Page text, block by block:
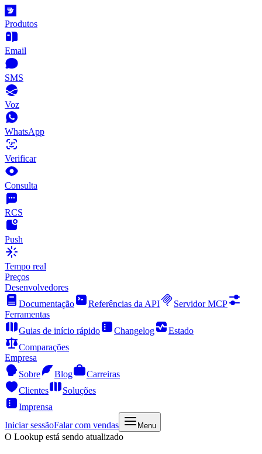
Produtos
Email
SMS
Voz
WhatsApp
Verificar
Consulta
RCS
Push
Tempo real
Preços
Desenvolvedores
Documentação
Referências da API
Servidor MCP
Ferramentas
Guias de início rápido
Changelog
Estado
Comparações
Empresa
Sobre
Blog
Carreiras
Clientes
Soluções
Imprensa
Iniciar sessãoFalar com vendas Menu
O Lookup está sendo atualizado